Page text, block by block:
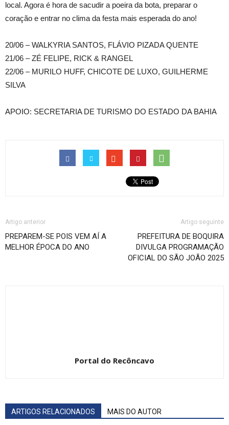
local. Agora é hora de sacudir a poeira da bota, preparar o
coração e entrar no clima da festa mais esperada do ano!
20/06 – WALKYRIA SANTOS, FLÁVIO PIZADA QUENTE
21/06 – ZÉ FELIPE, RICK & RANGEL
22/06 – MURILO HUFF, CHICOTE DE LUXO, GUILHERME
SILVA
APOIO: SECRETARIA DE TURISMO DO ESTADO DA BAHIA
Artigo anterior
PREPAREM-SE POIS VEM AÍ A
MELHOR ÉPOCA DO ANO
Artigo seguinte
PREFEITURA DE BOQUIRA
DIVULGA PROGRAMAÇÃO
OFICIAL DO SÃO JOÃO 2025
Portal do Recôncavo
ARTIGOS RELACIONADOS MAIS DO AUTOR